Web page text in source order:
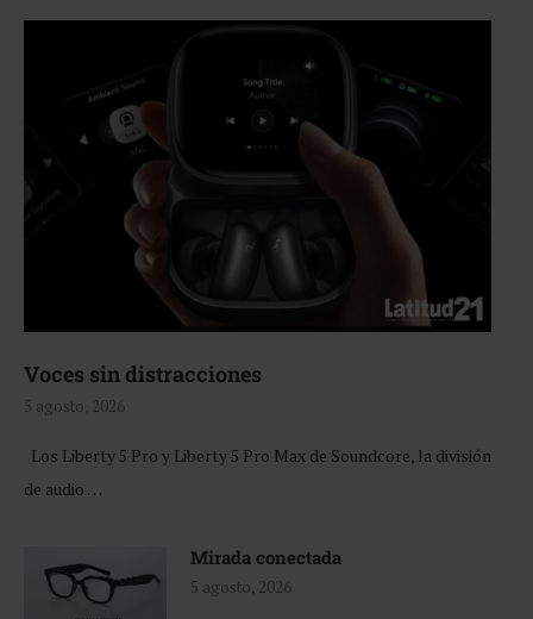
Voces sin distracciones
5 agosto, 2026
Los Liberty 5 Pro y Liberty 5 Pro Max de Soundcore, la división
de audio …
Mirada conectada
5 agosto, 2026